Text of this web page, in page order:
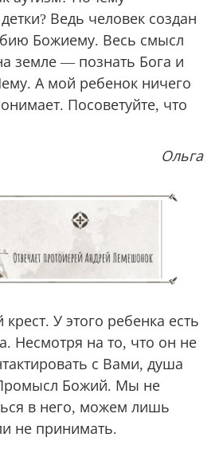
Ведь человек создан
Божиему. Весь смысл
земле — познать Бога и
А мой ребенок ничего
Посоветуйте, что
Ольга
крест. У этого ребенка есть
Несмотря на то, что он не
с Вами, душа
Божий. Мы не
в него, можем лишь
не принимать.